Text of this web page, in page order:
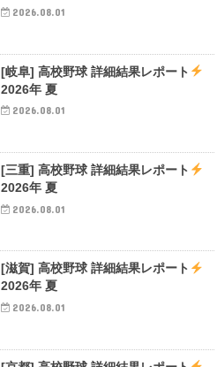
2026.08.01
[岐阜] 高校野球 詳細結果レポート
2026年 夏
2026.08.01
[三重] 高校野球 詳細結果レポート
2026年 夏
2026.08.01
[滋賀] 高校野球 詳細結果レポート
2026年 夏
2026.08.01